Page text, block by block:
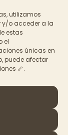
utilizamos
o acceder a la
estas
el
únicas en
puede afectar
🦴.
y